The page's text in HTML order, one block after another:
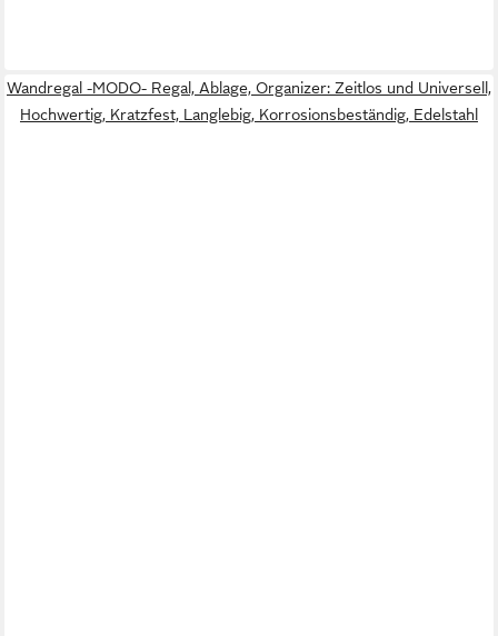
Wandregal -MODO- Regal, Ablage, Organizer: Zeitlos und Universell,
Hochwertig, Kratzfest, Langlebig, Korrosionsbeständig, Edelstahl